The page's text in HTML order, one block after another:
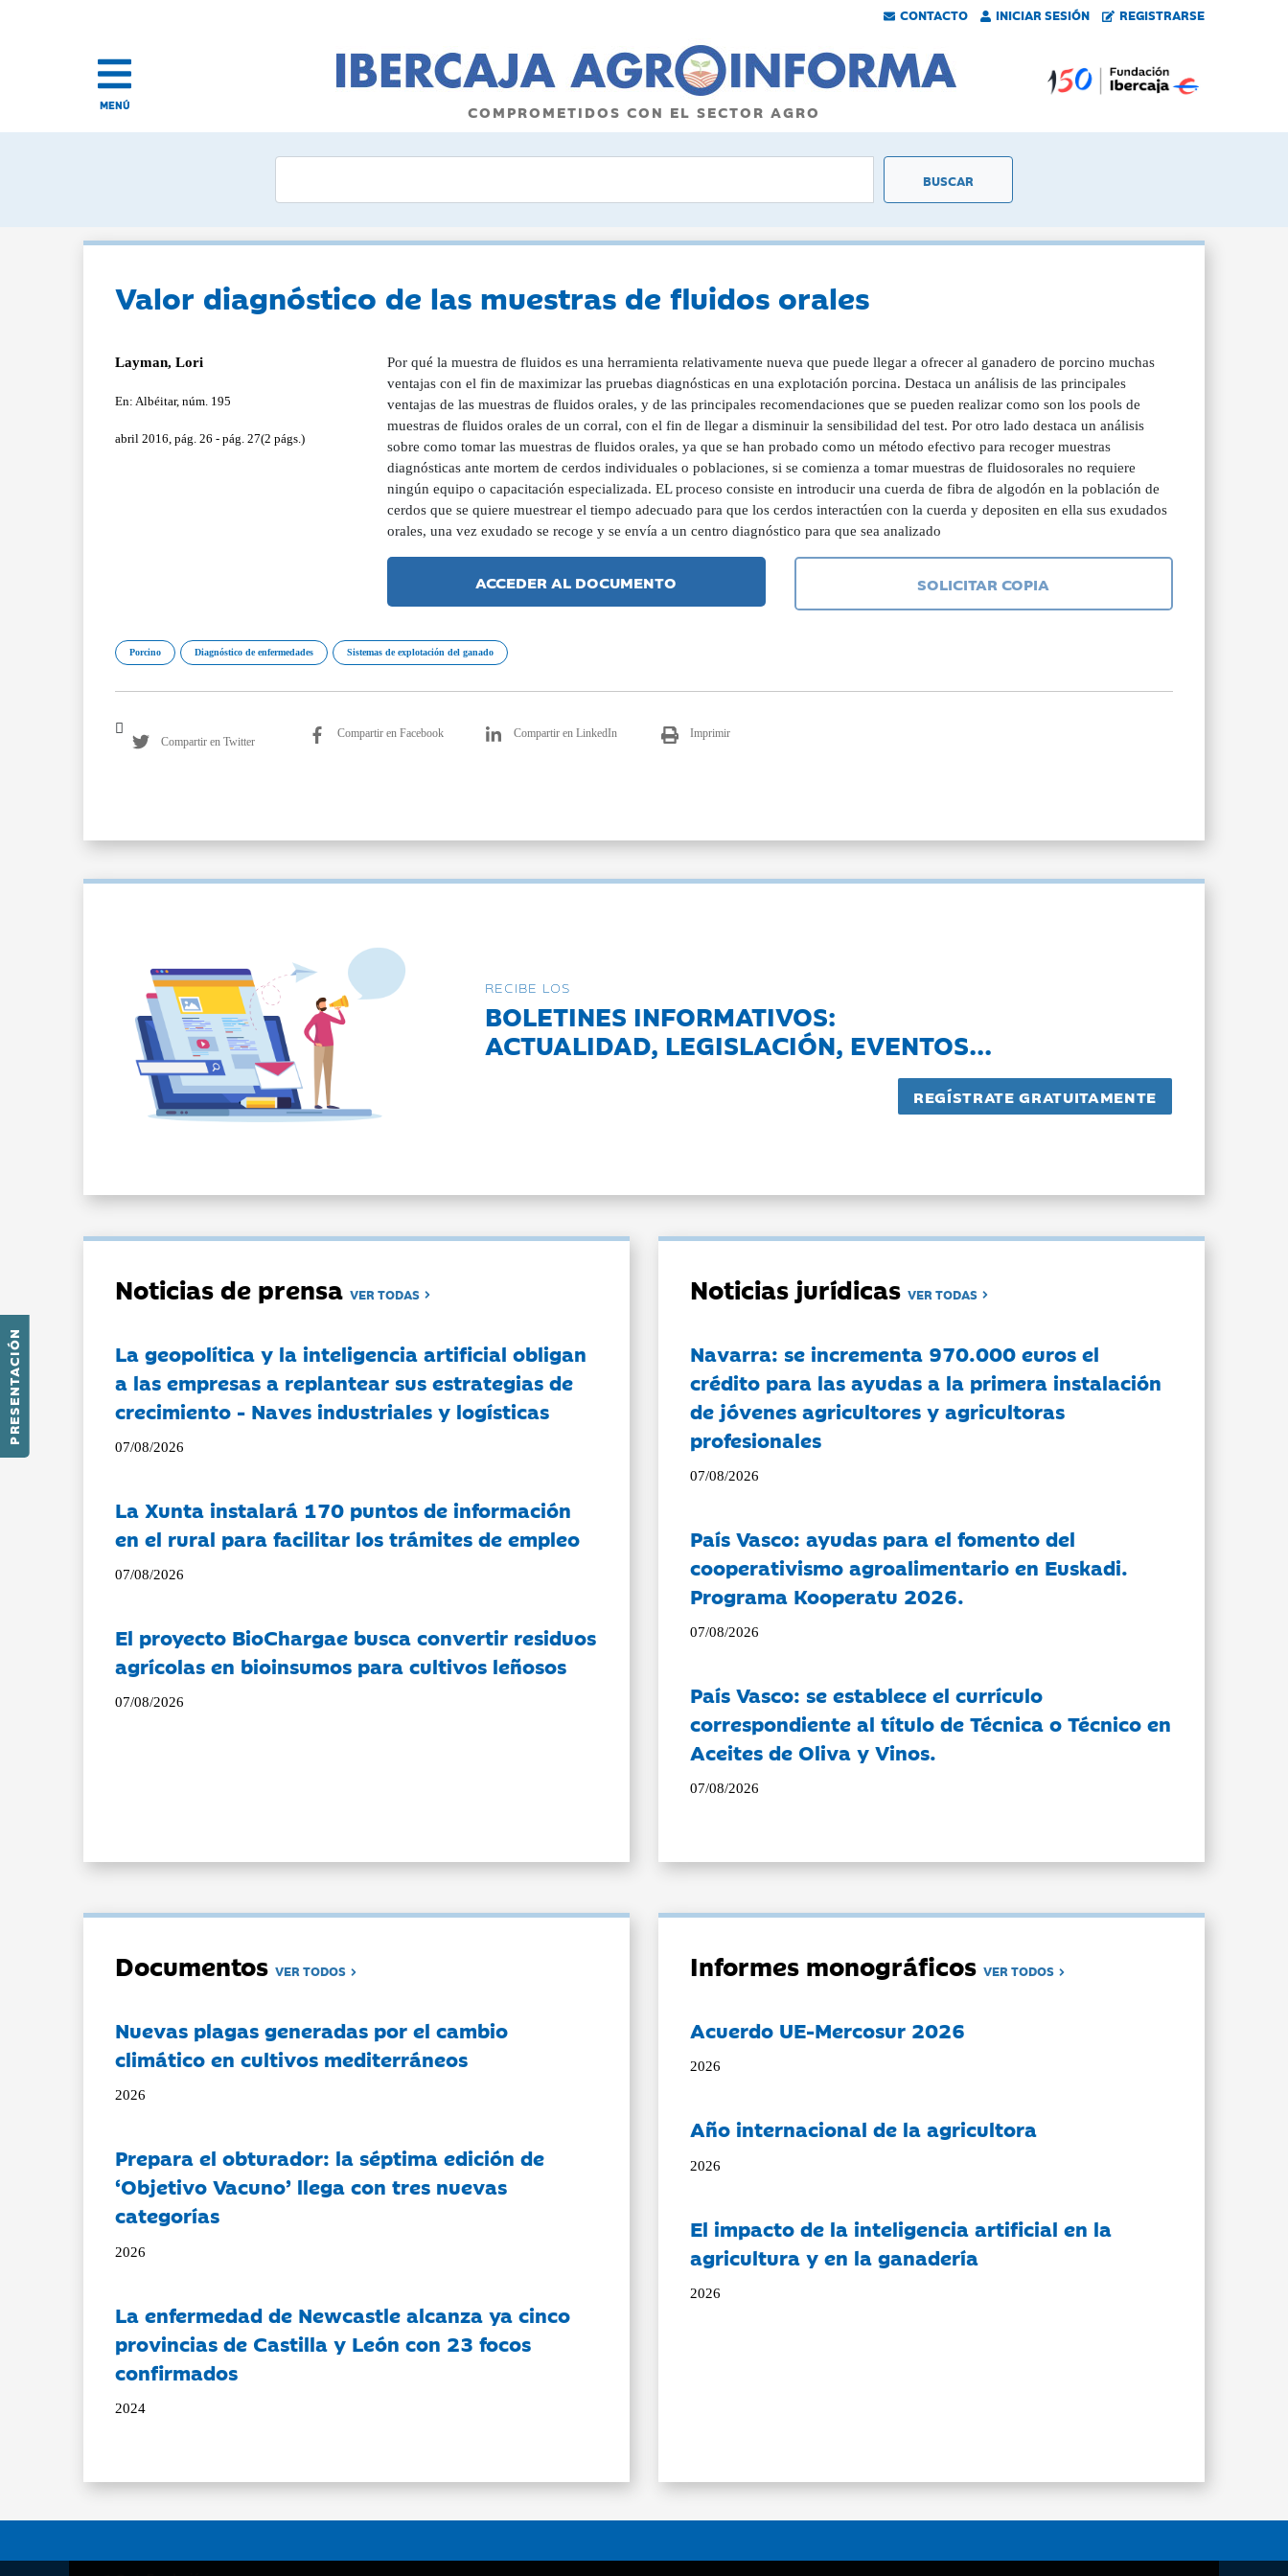
CONTACTO INICIAR SESIÓN REGISTRARSE
PRESENTACIÓN
MENÚ COMPROMETIDOS CON EL SECTOR AGRO
Valor diagnóstico de las muestras de fluidos orales
Layman, Lori
En: Albéitar, núm. 195
abril 2016, pág. 26 - pág. 27(2 págs.)
Por qué la muestra de fluidos es una herramienta relativamente nueva que puede llegar a ofrecer al ganadero de porcino muchas
ventajas con el fin de maximizar las pruebas diagnósticas en una explotación porcina. Destaca un análisis de las principales
ventajas de las muestras de fluidos orales, y de las principales recomendaciones que se pueden realizar como son los pools de
muestras de fluidos orales de un corral, con el fin de llegar a disminuir la sensibilidad del test. Por otro lado destaca un análisis
sobre como tomar las muestras de fluidos orales, ya que se han probado como un método efectivo para recoger muestras
diagnósticas ante mortem de cerdos individuales o poblaciones, si se comienza a tomar muestras de fluidosorales no requiere
ningún equipo o capacitación especializada. EL proceso consiste en introducir una cuerda de fibra de algodón en la población de
cerdos que se quiere muestrear el tiempo adecuado para que los cerdos interactúen con la cuerda y depositen en ella sus exudados
orales, una vez exudado se recoge y se envía a un centro diagnóstico para que sea analizado
ACCEDER AL DOCUMENTO SOLICITAR COPIA
Porcino Diagnóstico de enfermedades Sistemas de explotación del ganado
Compartir en Twitter
Compartir en Facebook Compartir en LinkedIn Imprimir
RECIBE LOS
BOLETINES INFORMATIVOS:
ACTUALIDAD, LEGISLACIÓN, EVENTOS...
Noticias de prensaVER TODAS
La geopolítica y la inteligencia artificial obligan
a las empresas a replantear sus estrategias de
crecimiento - Naves industriales y logísticas
07/08/2026
La Xunta instalará 170 puntos de información
en el rural para facilitar los trámites de empleo
07/08/2026
El proyecto BioChargae busca convertir residuos
agrícolas en bioinsumos para cultivos leñosos
07/08/2026
Noticias jurídicasVER TODAS
Navarra: se incrementa 970.000 euros el
crédito para las ayudas a la primera instalación
de jóvenes agricultores y agricultoras
profesionales
07/08/2026
País Vasco: ayudas para el fomento del
cooperativismo agroalimentario en Euskadi.
Programa Kooperatu 2026.
07/08/2026
País Vasco: se establece el currículo
correspondiente al título de Técnica o Técnico en
Aceites de Oliva y Vinos.
07/08/2026
DocumentosVER TODOS
Nuevas plagas generadas por el cambio
climático en cultivos mediterráneos
2026
Prepara el obturador: la séptima edición de
‘Objetivo Vacuno’ llega con tres nuevas
categorías
2026
La enfermedad de Newcastle alcanza ya cinco
provincias de Castilla y León con 23 focos
confirmados
2024
Informes monográficosVER TODOS
Acuerdo UE-Mercosur 2026
2026
Año internacional de la agricultora
2026
El impacto de la inteligencia artificial en la
agricultura y en la ganadería
2026